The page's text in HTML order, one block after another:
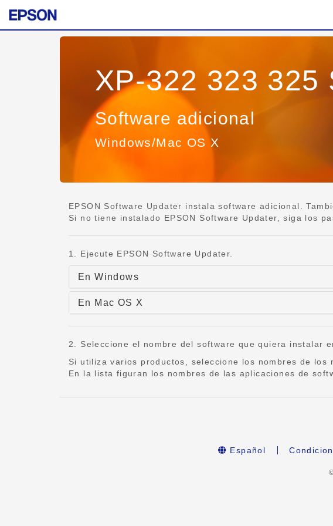
XP-322 323 325
Software adicional
Windows/Mac OS X
EPSON Software Updater instala software adicional.
Si no tiene instalado EPSON Software Updater, siga los
1. Ejecute EPSON Software Updater.
En Windows
En Mac OS X
2. Seleccione el nombre del software que quiera instalar
Si utiliza varios productos, seleccione los nombres de los
En la lista figuran los nombres de las aplicaciones de
Español